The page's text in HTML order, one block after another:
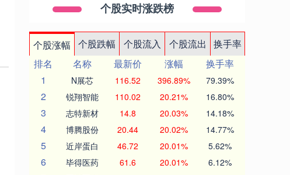
个股实时涨跌榜
个股涨幅 个股跌幅 个股流入 个股流出
换手率
排名
名称 最新价 涨幅
换手率
1
N展芯 116.52 396.89% 79.39%
2 锐翔智能 110.02 20.21% 16.80%
3 志特新材 14.8 20.03% 14.18%
4 博腾股份 20.44 20.02% 14.77%
5 近岸蛋白 46.72 20.01% 5.62%
6 毕得医药 61.6 20.01% 6.12%